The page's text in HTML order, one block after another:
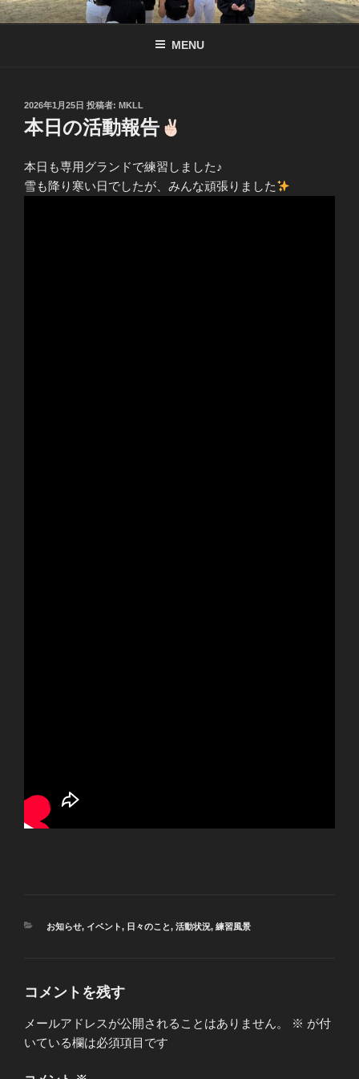
コ
ン
南京都リトル公式サイト
リトル関西連盟所属の少年硬式野球チーム
MENU
投
日:
2026年1月25日 投稿者: MKLL
本日の活動報告
本日も専用グランドで練習しました♪
雪も降り寒い日でしたが、みんな頑張りました
カ
お知らせ, イベント, 日々のこと, 活動状況, 練習風景
コメントを残す
メールアドレスが公開されることはありません。 ※ が付
いている欄は必須項目です